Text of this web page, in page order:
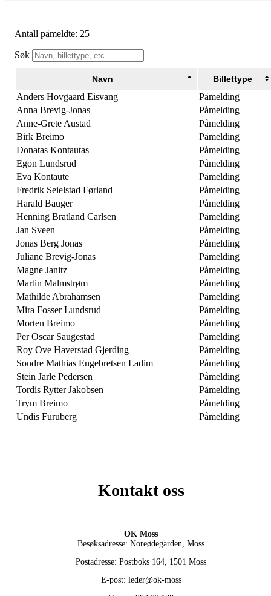
Antall påmeldte: 25
Søk
Navn Billettype
Anders Hovgaard Eisvang
Påmelding
Anna Brevig-Jonas
Påmelding
Anne-Grete Austad
Påmelding
Birk Breimo
Påmelding
Donatas Kontautas
Påmelding
Egon Lundsrud
Påmelding
Eva Kontaute
Påmelding
Fredrik Seielstad Førland
Påmelding
Harald Bauger
Påmelding
Henning Bratland Carlsen
Påmelding
Jan Sveen
Påmelding
Jonas Berg Jonas
Påmelding
Juliane Brevig-Jonas
Påmelding
Magne Janitz
Påmelding
Martin Malmstrøm
Påmelding
Mathilde Abrahamsen
Påmelding
Mira Fosser Lundsrud
Påmelding
Morten Breimo
Påmelding
Per Oscar Saugestad
Påmelding
Roy Ove Haverstad Gjerding
Påmelding
Sondre Mathias Engebretsen Ladim
Påmelding
Stein Jarle Pedersen
Påmelding
Tordis Rytter Jakobsen
Påmelding
Trym Breimo
Påmelding
Undis Furuberg
Påmelding
Kontakt oss
OK Moss
Besøksadresse: Noreødegården, Moss
Postadresse: Postboks 164, 1501 Moss
E-post: leder@ok-moss